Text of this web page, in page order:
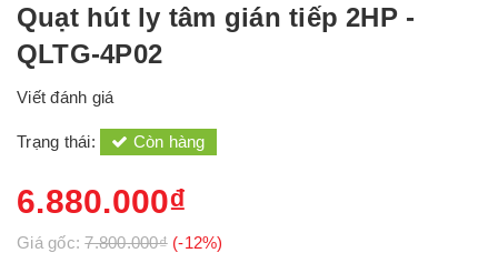
Quạt hút ly tâm gián tiếp 2HP -
QLTG-4P02
Viết đánh giá
Trạng thái: Còn hàng
6.880.000₫
Giá gốc:7.800.000₫ (-12%)